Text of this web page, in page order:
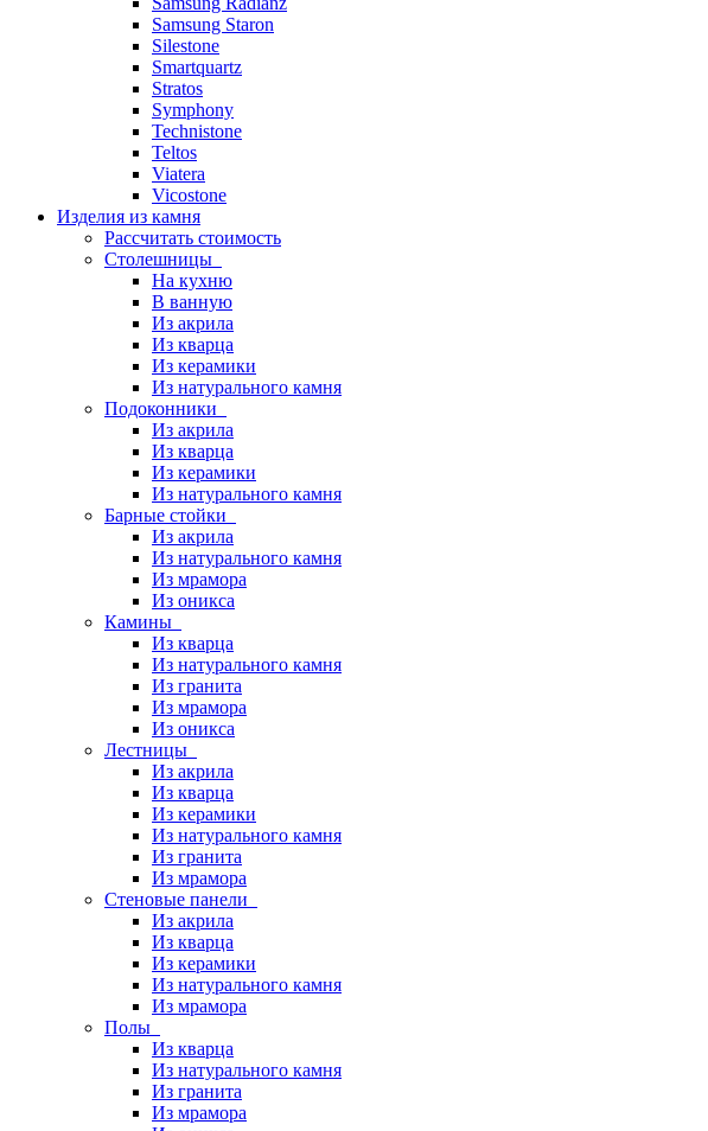
Samsung Staron
Silestone
Smartquartz
Stratos
Symphony
Technistone
Teltos
Viatera
Vicostone
Изделия из камня
Рассчитать стоимость
Столешницы
На кухню
В ванную
Из акрила
Из кварца
Из керамики
Из натурального камня
Подоконники
Из акрила
Из кварца
Из керамики
Из натурального камня
Барные стойки
Из акрила
Из натурального камня
Из мрамора
Из оникса
Камины
Из кварца
Из натурального камня
Из гранита
Из мрамора
Из оникса
Лестницы
Из акрила
Из кварца
Из керамики
Из натурального камня
Из гранита
Из мрамора
Стеновые панели
Из акрила
Из кварца
Из керамики
Из натурального камня
Из мрамора
Полы
Из кварца
Из натурального камня
Из гранита
Из мрамора